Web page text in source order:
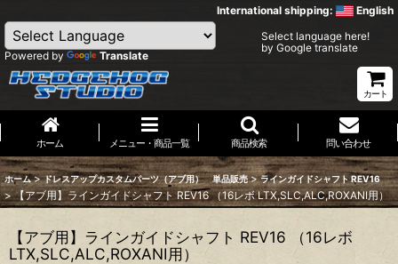
International shipping: English
Powered by Translate
Select language here!
by Google translate
カート
ホーム メニュー・商品一覧 商品検索 問い合わせ
ホーム > ドレスアップカスタムパーツ（アブ用） 単品販売 > ラインガイドシャフト REV16
> 【アブ用】ラインガイドシャフト REV16 （16レボ LTX,SLC,ALC,ROXANI用）
【アブ用】ラインガイドシャフト REV16 （16レボ
LTX,SLC,ALC,ROXANI用）